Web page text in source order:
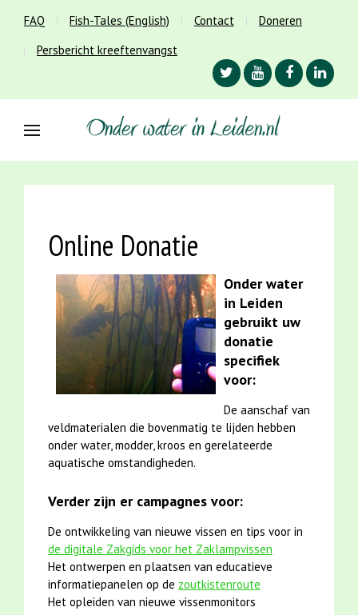
FAQ Fish-Tales (English) Contact
Doneren
Persbericht kreeftenvangst
Online Donatie
Onder water
in Leiden
gebruikt uw
donatie
specifiek
voor:
De aanschaf van
veldmaterialen die bovenmatig te lijden hebben
onder water, modder, kroos en gerelateerde
aquatische omstandigheden.
Verder zijn er campagnes voor:
De ontwikkeling van nieuwe vissen en tips voor in
de digitale Zakgids voor het Zaklampvissen
Het ontwerpen en plaatsen van educatieve
informatiepanelen op de zoutkistenroute
Het opleiden van nieuwe vissenmonitors